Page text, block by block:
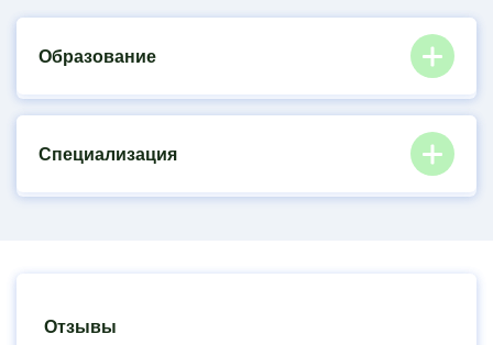
Образование
Специализация
Отзывы